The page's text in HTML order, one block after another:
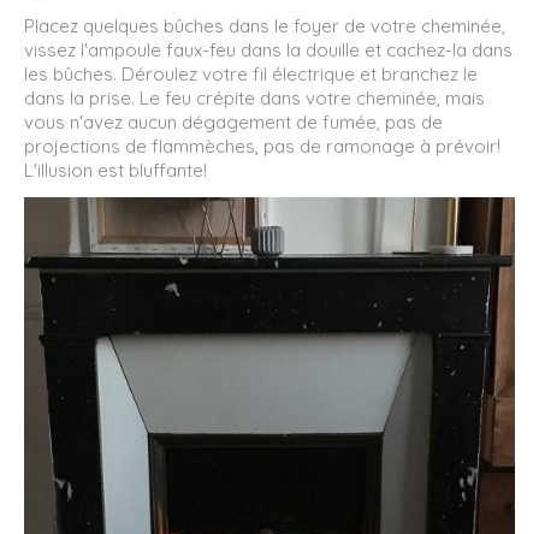
Placez quelques bûches dans le foyer de votre cheminée,
vissez l'ampoule faux-feu dans la douille et cachez-la dans
les bûches. Déroulez votre fil électrique et branchez le
dans la prise. Le feu crépite dans votre cheminée, mais
vous n'avez aucun dégagement de fumée, pas de
projections de flammèches, pas de ramonage à prévoir!
L'illusion est bluffante!